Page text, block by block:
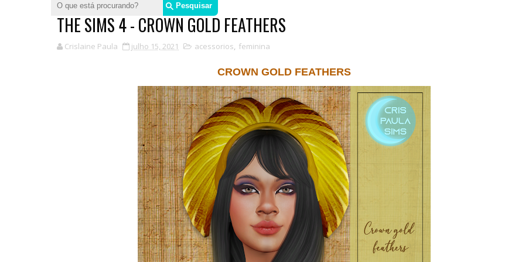
THE SIMS 4 - CROWN GOLD FEATHERS
Crislaine Paula julho 15, 2021 acessorios, feminina
CROWN GOLD FEATHERS